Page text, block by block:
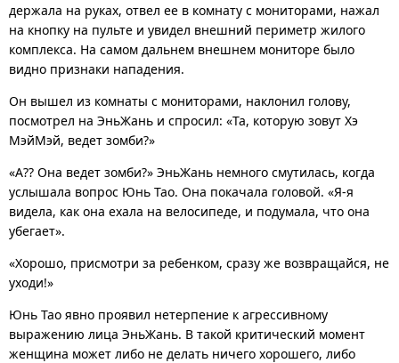
держала на руках, отвел ее в комнату с мониторами, нажал
на кнопку на пульте и увидел внешний периметр жилого
комплекса. На самом дальнем внешнем мониторе было
видно признаки нападения.
Он вышел из комнаты с мониторами, наклонил голову,
посмотрел на ЭньЖань и спросил: «Та, которую зовут Хэ
МэйМэй, ведет зомби?»
«А?? Она ведет зомби?» ЭньЖань немного смутилась, когда
услышала вопрос Юнь Тао. Она покачала головой. «Я-я
видела, как она ехала на велосипеде, и подумала, что она
убегает».
«Хорошо, присмотри за ребенком, сразу же возвращайся, не
уходи!»
Юнь Тао явно проявил нетерпение к агрессивному
выражению лица ЭньЖань. В такой критический момент
женщина может либо не делать ничего хорошего, либо